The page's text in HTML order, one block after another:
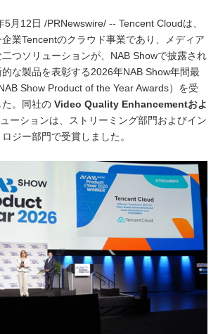
5月12日 /PRNewswire/ -- Tencent Cloudは、
業Tencentのクラウド事業であり、メディア
つソリューションが、NAB Showで披露され
な製品を表彰する2026年NAB Show年間最
Show Product of the Year Awards）を受
。同社の Video Quality Enhancementおよ
ーションは、ストリーミング部門およびイン
ジー部門で受賞しました。